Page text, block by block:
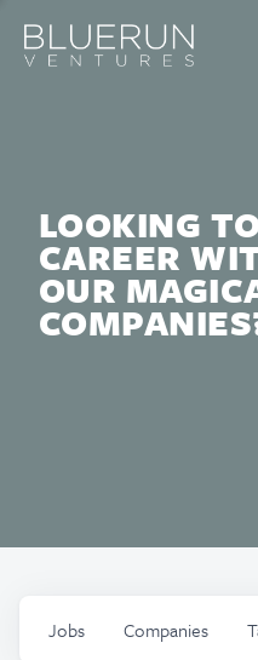
LOOKING
CAREER
OUR
Jobs Companies